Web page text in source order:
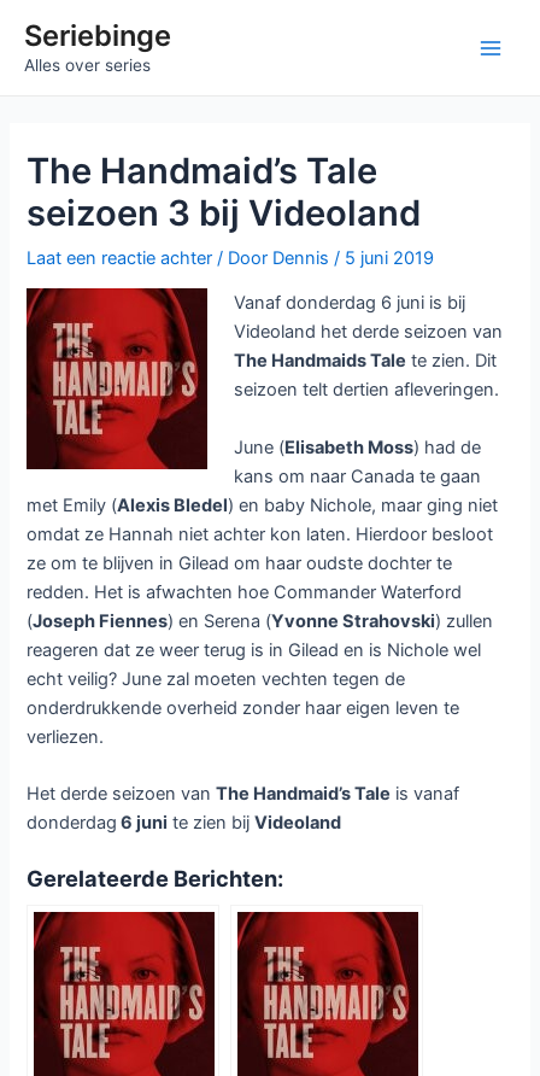
naarSeriebinge
Alles over series
The Handmaid’s Tale
seizoen 3 bij Videoland
Laat een reactie achter / Door Dennis/ 5 juni 2019
Vanaf donderdag 6 juni is bij
Videoland het derde seizoen van
The Handmaids Tale te zien. Dit
seizoen telt dertien afleveringen.
June (Elisabeth Moss) had de
kans om naar Canada te gaan
met Emily (Alexis Bledel) en baby Nichole, maar ging niet
omdat ze Hannah niet achter kon laten. Hierdoor besloot
ze om te blijven in Gilead om haar oudste dochter te
redden. Het is afwachten hoe Commander Waterford
(Joseph Fiennes) en Serena (Yvonne Strahovski) zullen
reageren dat ze weer terug is in Gilead en is Nichole wel
echt veilig? June zal moeten vechten tegen de
onderdrukkende overheid zonder haar eigen leven te
verliezen.
Het derde seizoen vanThe Handmaid’s Tale is vanaf
donderdag 6 juni te zien bijVideoland
Gerelateerde Berichten: